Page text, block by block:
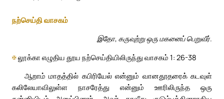
நற்செய்தி வாசகம்
இதோ, கருவுற்று ஒரு மகனைப் பெறுவீர்.
✠லூக்கா எழுதிய தூய நற்செய்தியிலிருந்து வாசகம் 1: 26-38
ஆறாம் மாதத்தில் கபிரியேல் என்னும் வானதூதரைக் கடவுள்
கலிலேயாவிலுள்ள நாசரேத்து என்னும் ஊரிலிருந்த ஒரு